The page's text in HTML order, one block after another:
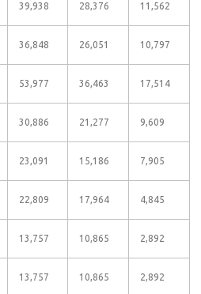
39,938 28,376 11,562
36,848 26,051 10,797
53,977 36,463 17,514
30,886 21,277 9,609
23,091 15,186 7,905
22,809 17,964 4,845
13,757 10,865 2,892
13,757 10,865 2,892